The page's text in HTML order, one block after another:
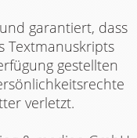
garantiert, dass
Textmanuskripts
gestellten
verletzt.